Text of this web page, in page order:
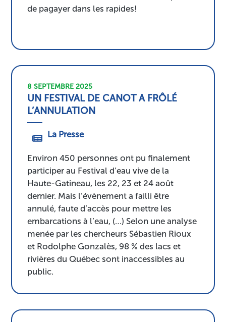
de pagayer dans les rapides!
8 SEPTEMBRE 2025
UN FESTIVAL DE CANOT A FRÔLÉ
L’ANNULATION
La Presse
Environ 450 personnes ont pu finalement
participer au Festival d’eau vive de la
Haute-Gatineau, les 22, 23 et 24 août
dernier. Mais l’évènement a failli être
annulé, faute d’accès pour mettre les
embarcations à l’eau, (…) Selon une analyse
menée par les chercheurs Sébastien Rioux
et Rodolphe Gonzalès, 98 % des lacs et
rivières du Québec sont inaccessibles au
public.